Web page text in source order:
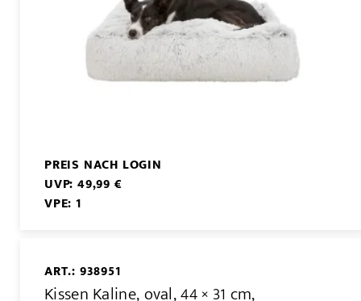
PREIS NACH LOGIN
UVP: 49,99 €
VPE: 1
ART.: 938951
Kissen Kaline, oval, 44 × 31 cm,